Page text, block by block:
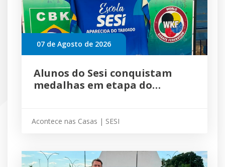
07 de Agosto de 2026
Alunos do Sesi conquistam
medalhas em etapa do
Acontece nas Casas | SESI